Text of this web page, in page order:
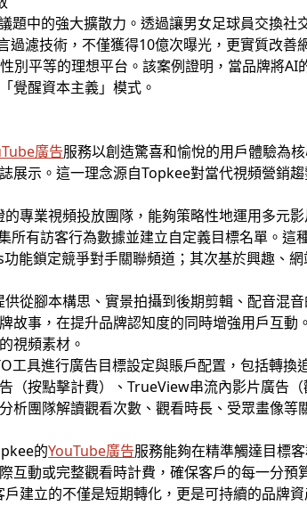
題中的強大擴散力。透過讓男女足球員交換社
濾技術，不僅獲得10億次曝光，更實質改善
別平等的理想平台。該案例證明，當品牌將AI
覺醒資本主義」模式。
廣告服務以創造驚喜和愉悅的用戶體驗為
展示。這一理念源自Topkee對當代視頻營銷
專業視頻投放團隊，能夠策略性地運用多元
所有訪客行為數據並建立自定義目標名單。這
能鎖定競爭對手關聯頻道；其次基於興趣、
從腳本構思、實景拍攝到後期剪輯、配音混
故事，在提升品牌認知度的同時增強用戶互動
視頻素材。
工具進行廣告目標設定與賬戶配置，包括轉
（按點擊計費）、TrueView串流內影片廣告
析團隊解讀觀看次數、觀看時長、受眾畫像等
的YouTube廣告服務能夠在精準觸達目標
互動或完整觀看時計費，確保客戶的每一分預
建立的不僅是短期轉化，更是可持續的品牌資